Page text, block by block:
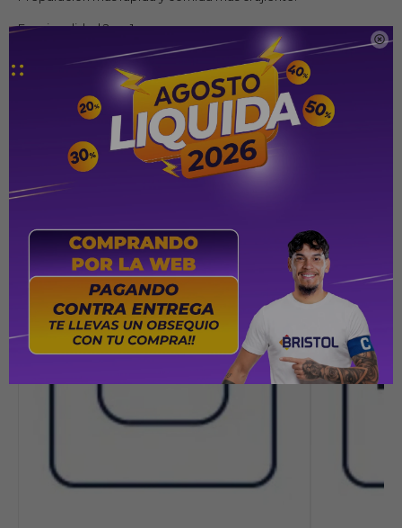

Funcionalidad 2 en 1
Este modelo ofrece la versatilidad de funcionar tanto como
freidora como deshidratadora, lo que amplía su gama de usos
en la cocina.
Cuenta con un panel táctil intuitivo que facilita la configuración
y el control de las funciones del dispositivo.